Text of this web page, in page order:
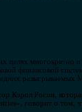
целях многократно
финансовой
разыгрываемых
Кэрол Росин,
говорит о том,